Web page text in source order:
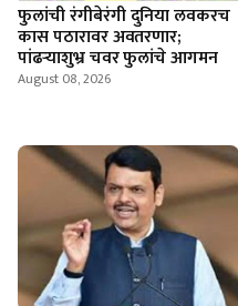
फुलांची रंगीबेरंगी दुनिया लवकरच
कास पठारावर अवतरणार;
पांढऱ्याशुभ्र चवर फुलांचे आगमन
August 08, 2026